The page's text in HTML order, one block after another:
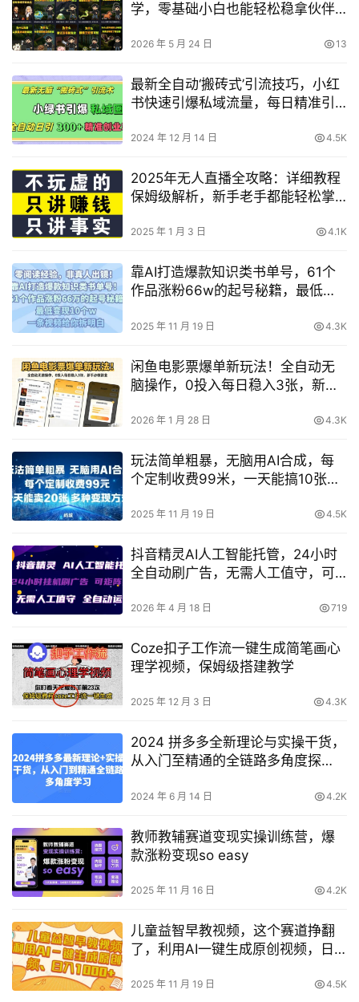
学，零基础小白也能轻松稳拿伙伴
2026 年 5 月 24 日 13
最新全自动‘搬砖式’引流技巧，小红
书快速引爆私域流量，每日精准引
2024 年 12 月 14 日 4.5K
2025年无人直播全攻略：详细教程
保姆级解析，新手老手都能轻松掌
2025 年 1 月 3 日 4.1K
靠AI打造爆款知识类书单号，61个
作品涨粉66w的起号秘籍，最低变
2025 年 11 月 19 日 4.3K
闲鱼电影票爆单新玩法！全自动无
脑操作，0投入每日稳入3张，新手
2026 年 1 月 28 日 4.3K
玩法简单粗暴，无脑用AI合成，每
个定制收费99米，一天能搞10张，
2025 年 11 月 19 日 4.5K
抖音精灵AI人工智能托管，24小时
全自动刷广告，无需人工值守，可
2026 年 4 月 18 日 719
Coze扣子工作流一键生成简笔画心
理学视频，保姆级搭建教学
2025 年 12 月 3 日 4.3K
2024 拼多多全新理论与实操干货，
从入门至精通的全链路多角度探
2024 年 6 月 14 日 4.2K
教师教辅赛道变现实操训练营，爆
款涨粉变现so easy
2025 年 11 月 16 日 4.2K
儿童益智早教视频，这个赛道挣翻
了，利用AI一键生成原创视频，日
2025 年 11 月 19 日 4.5K